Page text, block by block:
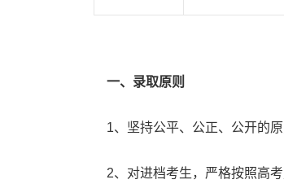
一、录取原则
1、坚持公平、公正、公开的原
2、对进档考生，严格按照高